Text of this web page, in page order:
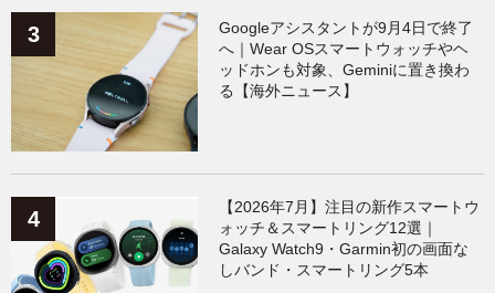
Googleアシスタントが9月4日で終了
へ｜Wear OSスマートウォッチやヘ
ッドホンも対象、Geminiに置き換わ
る【海外ニュース】
【2026年7月】注目の新作スマートウ
ォッチ＆スマートリング12選｜
Galaxy Watch9・Garmin初の画面な
しバンド・スマートリング5本